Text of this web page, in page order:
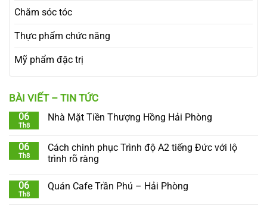
Chăm sóc tóc
Thực phẩm chức năng
Mỹ phẩm đặc trị
BÀI VIẾT – TIN TỨC
06
Th8
Nhà Mặt Tiền Thượng Hồng Hải Phòng
06
Th8
Cách chinh phục Trình độ A2 tiếng Đức với lộ
trình rõ ràng
06
Th8
Quán Cafe Trần Phú – Hải Phòng